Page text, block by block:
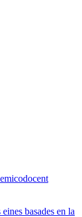
basades en la